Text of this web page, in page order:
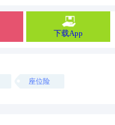
下载App
座位险